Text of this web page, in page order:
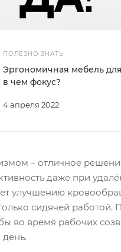
ПОЛЕЗНО ЗНАТЬ
4 апреля 2022
Эргономичная мебель
в чем фокус?
– отличное
даже при
улучшению
сидячей
во время рабочих
день.